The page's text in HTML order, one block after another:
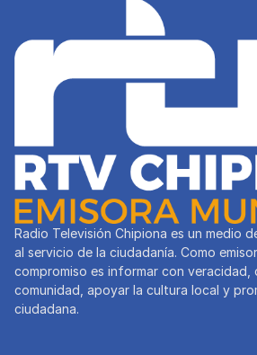
Radio Televisión Chipiona es un medio
al servicio de la ciudadanía. Como
compromiso es informar con veracidad,
comunidad, apoyar la cultura local y
ciudadana.